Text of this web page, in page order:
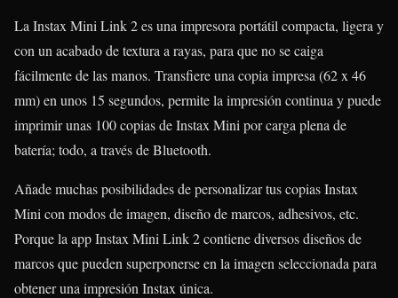
La Instax Mini Link 2 es una impresora portátil compacta, ligera y
con un acabado de textura a rayas, para que no se caiga
fácilmente de las manos. Transfiere una copia impresa (62 x 46
mm) en unos 15 segundos, permite la impresión continua y puede
imprimir unas 100 copias de Instax Mini por carga plena de
batería; todo, a través de Bluetooth.
Añade muchas posibilidades de personalizar tus copias Instax
Mini con modos de imagen, diseño de marcos, adhesivos, etc.
Porque la app Instax Mini Link 2 contiene diversos diseños de
marcos que pueden superponerse en la imagen seleccionada para
obtener una impresión Instax única.